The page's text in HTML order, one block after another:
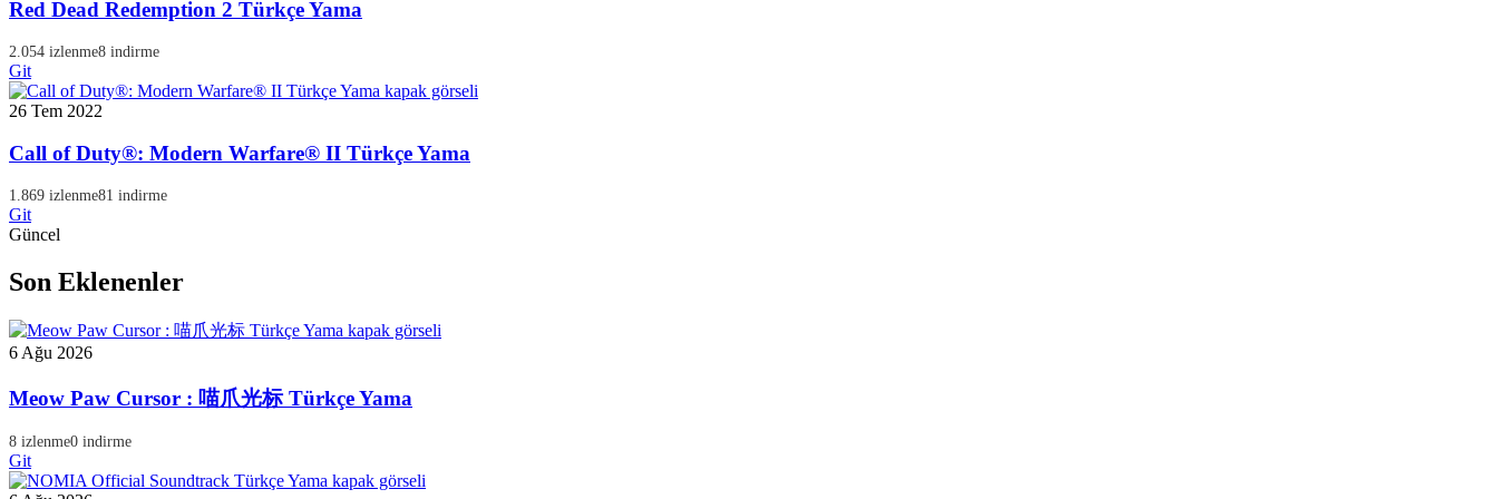
Red Dead Redemption 2 Türkçe Yama
2.054 izlenme8 indirme
Git
26 Tem 2022
Call of Duty®: Modern Warfare® II Türkçe Yama
1.869 izlenme81 indirme
Git
Güncel
Son Eklenenler
6 Ağu 2026
Meow Paw Cursor : 喵爪光标 Türkçe Yama
8 izlenme0 indirme
Git